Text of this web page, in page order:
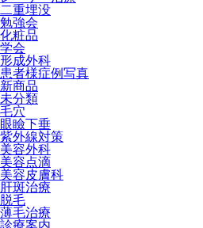
二重埋没
勉強会
化粧品
学会
形成外科
患者様症例写真
新商品
未分類
毛穴
眼瞼下垂
紫外線対策
美容外科
美容点滴
美容皮膚科
肝斑治療
脱毛
薄毛治療
診療案内